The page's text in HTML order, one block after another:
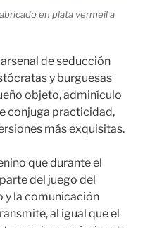
en plata vermeil a
de seducción
y burguesas
objeto, adminículo
conjuga practicidad,
más exquisitas.
que durante el
del juego del
la comunicación
al igual que el